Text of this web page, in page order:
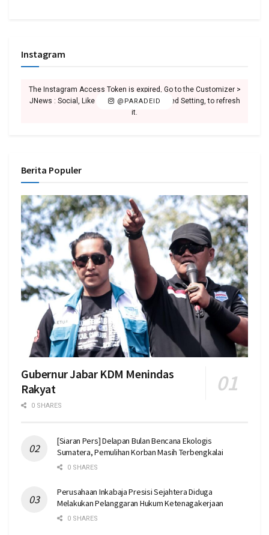
Instagram
@PARADEID
The Instagram Access Token is expired, Go to the Customizer >
JNews : Social, Like & View > Instagram Feed Setting, to refresh
it.
Berita Populer
Gubernur Jabar KDM Menindas
Rakyat
0 SHARES
[Siaran Pers] Delapan Bulan Bencana Ekologis
Sumatera, Pemulihan Korban Masih Terbengkalai
0 SHARES
Perusahaan Inkabaja Presisi Sejahtera Diduga
Melakukan Pelanggaran Hukum Ketenagakerjaan
0 SHARES